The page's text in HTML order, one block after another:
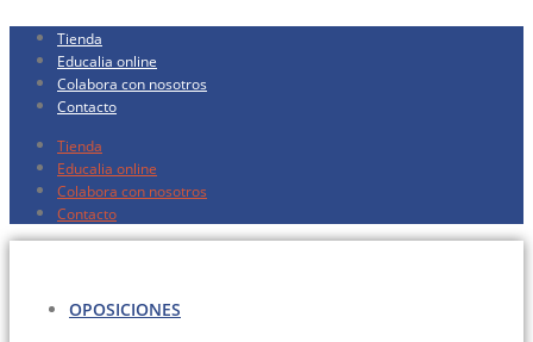
contenido
Tienda
Educalia online
Colabora con nosotros
Contacto
Tienda
Educalia online
Colabora con nosotros
Contacto
OPOSICIONES